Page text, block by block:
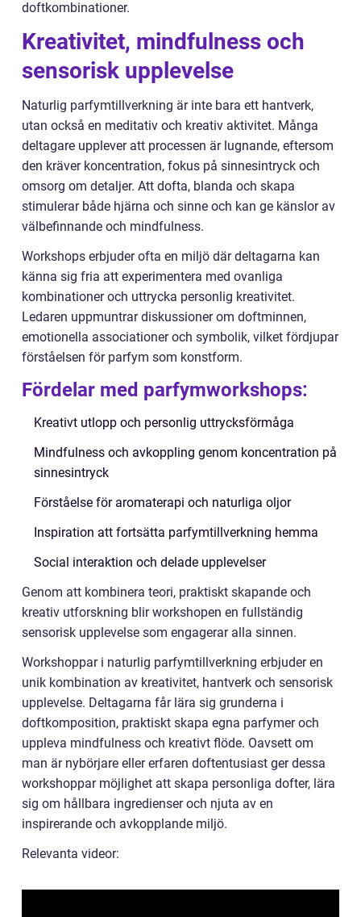
doftkombinationer.
Kreativitet, mindfulness och
sensorisk upplevelse
Naturlig parfymtillverkning är inte bara ett hantverk,
utan också en meditativ och kreativ aktivitet. Många
deltagare upplever att processen är lugnande, eftersom
den kräver koncentration, fokus på sinnesintryck och
omsorg om detaljer. Att dofta, blanda och skapa
stimulerar både hjärna och sinne och kan ge känslor av
välbefinnande och mindfulness.
Workshops erbjuder ofta en miljö där deltagarna kan
känna sig fria att experimentera med ovanliga
kombinationer och uttrycka personlig kreativitet.
Ledaren uppmuntrar diskussioner om doftminnen,
emotionella associationer och symbolik, vilket fördjupar
förståelsen för parfym som konstform.
Fördelar med parfymworkshops:
Kreativt utlopp och personlig uttrycksförmåga
Mindfulness och avkoppling genom koncentration på
sinnesintryck
Förståelse för aromaterapi och naturliga oljor
Inspiration att fortsätta parfymtillverkning hemma
Social interaktion och delade upplevelser
Genom att kombinera teori, praktiskt skapande och
kreativ utforskning blir workshopen en fullständig
sensorisk upplevelse som engagerar alla sinnen.
Workshoppar i naturlig parfymtillverkning erbjuder en
unik kombination av kreativitet, hantverk och sensorisk
upplevelse. Deltagarna får lära sig grunderna i
doftkomposition, praktiskt skapa egna parfymer och
uppleva mindfulness och kreativt flöde. Oavsett om
man är nybörjare eller erfaren doftentusiast ger dessa
workshoppar möjlighet att skapa personliga dofter, lära
sig om hållbara ingredienser och njuta av en
inspirerande och avkopplande miljö.
Relevanta videor: